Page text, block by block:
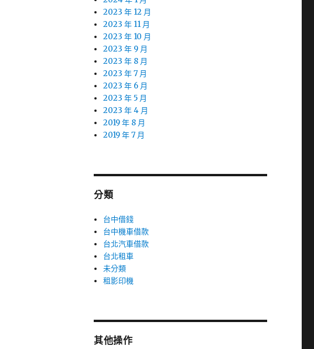
2023 年 12 月
2023 年 11 月
2023 年 10 月
2023 年 9 月
2023 年 8 月
2023 年 7 月
2023 年 6 月
2023 年 5 月
2023 年 4 月
2019 年 8 月
2019 年 7 月
分類
台中借錢
台中機車借款
台北汽車借款
台北租車
未分類
租影印機
其他操作